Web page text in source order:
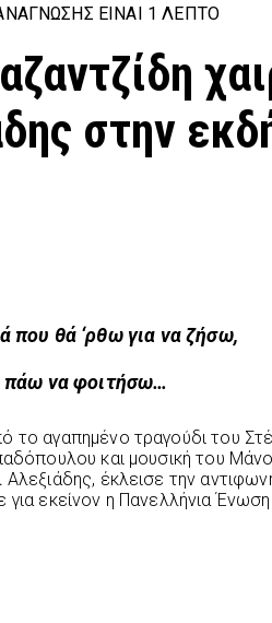
ΕΊΝΑΙ 1 ΛΕΠΤΌ
στην
που θά ‘ρθω για να ζήσω,
πάω να φοιτήσω…
αγαπημένο τραγούδι του
και μουσική του
έκλεισε την
εκείνον η Πανελλήνια Ένωση